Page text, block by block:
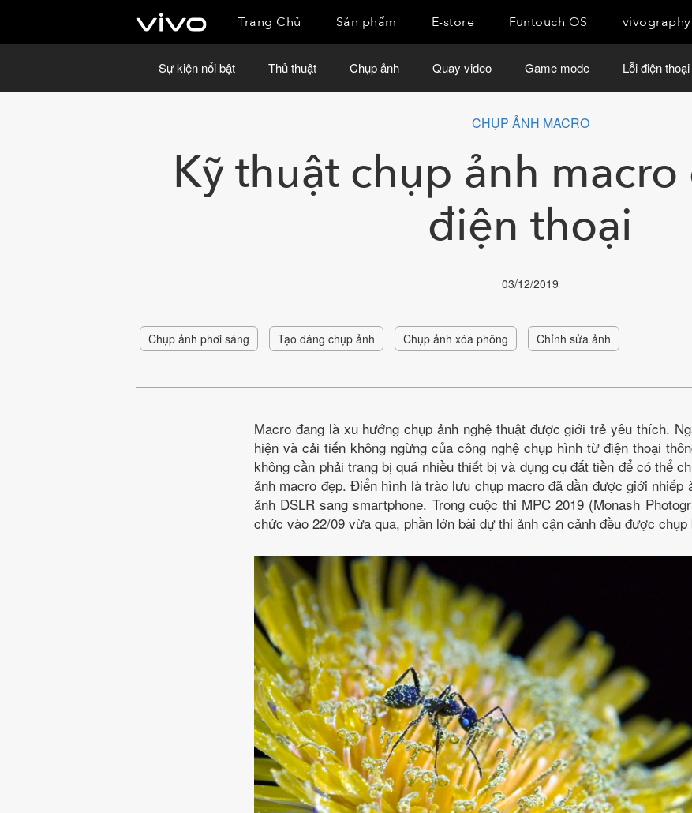
Trang Chủ Sản phẩm E-store Funtouch OS vivography
Sự kiện nổi bật Thủ thuật Chụp ảnh Quay video Game mode Lỗi điện thoại
CHỤP ẢNH MACRO
Kỹ thuật chụp ảnh
điện thoại
03/12/2019
Chụp ảnh phơi sáng Tạo dáng chụp ảnh Chụp ảnh xóa phông Chỉnh sửa ảnh
Macro đang là xu hướng chụp ảnh nghệ thuật được giới trẻ yêu thích.
hiện và cải tiến không ngừng của công nghệ chụp hình từ điện thoại
không cần phải trang bị quá nhiều thiết bị và dụng cụ đắt tiền để có thể
ảnh macro đẹp. Điển hình là trào lưu chụp macro đã dần được giới nhiếp
ảnh DSLR sang smartphone. Trong cuộc thi MPC 2019 (Monash
chức vào 22/09 vừa qua, phần lớn bài dự thi ảnh cận cảnh đều được chụp